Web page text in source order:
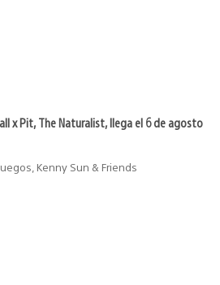
x Pit, The Naturalist, llega el 6 de agosto
Kenny Sun & Friends